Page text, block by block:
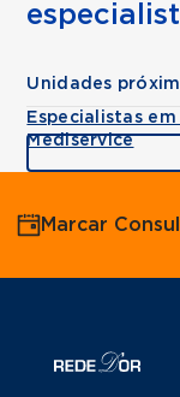
Unidades
Especialistas
Mediservice
Marcar